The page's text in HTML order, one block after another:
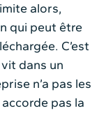
alors,
qui peut être
C’est
dans un
n’a pas les
pas la